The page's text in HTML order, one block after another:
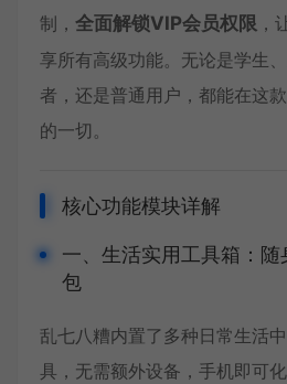
制， 全面解锁VIP会员权限 ，
享所有高级功能。无论是学生
者，还是普通用户，都能在这
的一切。
核心功能模块详解
一、生活实用工具箱：
包
乱七八糟内置了多种日常生活
具，无需额外设备，手机即可化